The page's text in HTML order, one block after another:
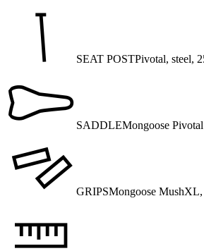
SEAT POSTPivotal, steel,
SADDLEMongoose Pivotal
GRIPSMongoose